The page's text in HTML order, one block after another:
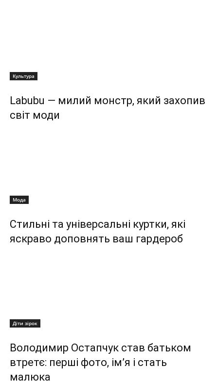
Культура
Labubu — милий монстр, який захопив
світ моди
Мода
Стильні та універсальні куртки, які
яскраво доповнять ваш гардероб
Діти зірок
Володимир Остапчук став батьком
втретє: перші фото, ім’я і стать
малюка